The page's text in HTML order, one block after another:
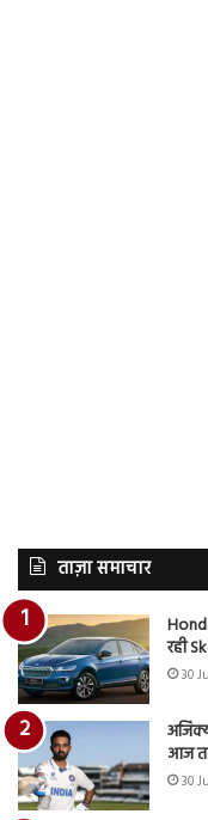
ताज़ा समाचार
रही
30
आज
30